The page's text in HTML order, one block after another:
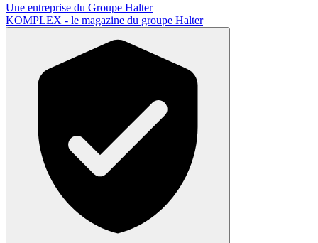
Une entreprise du Groupe Halter
KOMPLEX - le magazine du groupe Halter